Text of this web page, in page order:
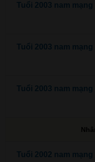
Tuổi 2003 nam
Tuổi 2003 nam
Tuổi 2003 nam
Tuổi 2002 nam